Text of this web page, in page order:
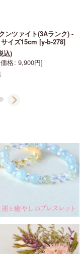
ンツァイト(3Aランク) -
イズ15cm [y-b-278]
込)
格: 9,900円]